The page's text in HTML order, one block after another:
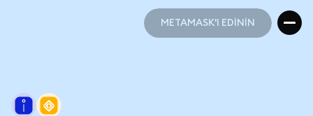
METAMASK'I EDİNİN